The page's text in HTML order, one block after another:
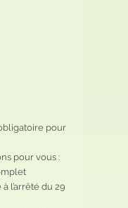
pour
pour vous :
l’arrêté du 29